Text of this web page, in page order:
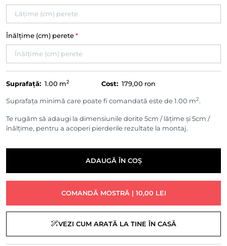
Înălțime (cm) perete *
Suprafață: 1.00 m2 Cost: 179,00 ron
Suprafața minimă care poate fi comandată este de 1.00 m2.
Te rugăm să adaugi la dimensiunile dorite 5cm / lățime și 5cm /
înălțime, pentru a acoperi pierderile rezultate la montaj.
ADAUGĂ ÎN COȘ
COMANDĂ MOSTRĂ | 10,00 LEI
VEZI CUM ARATĂ LA TINE ÎN CASĂ